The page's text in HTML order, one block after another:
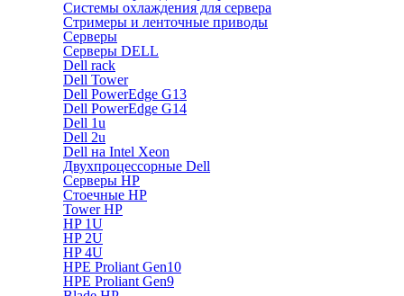
Системы охлаждения для сервера
Стримеры и ленточные приводы
Серверы
Серверы DELL
Dell rack
Dell Tower
Dell PowerEdge G13
Dell PowerEdge G14
Dell 1u
Dell 2u
Dell на Intel Xeon
Двухпроцессорные Dell
Серверы HP
Стоечные HP
Tower HP
HP 1U
HP 2U
HP 4U
HPE Proliant Gen10
HPE Proliant Gen9